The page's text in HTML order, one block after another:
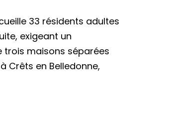
33 résidents adultes
exigeant un
trois maisons séparées
Crêts en Belledonne,